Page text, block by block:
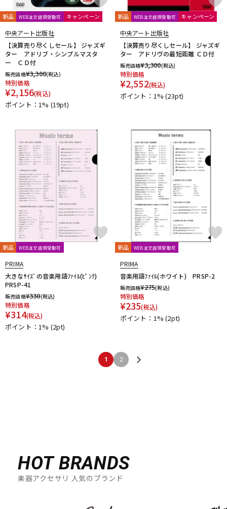
新品 WEB注文店頭受取可 キャンペーン
中央アート出版社
【決算売り尽くしセール】 ジャズギ
ター アドリブ・シンプルマスタ
ー ＣＤ付
販売価格¥3,300(税込)
特別価格
¥2,156(税込)
ポイント：1% (19pt)
新品 WEB注文店頭受取可 キャンペーン
中央アート出版社
【決算売り尽くしセール】 ジャズギ
ター アドリヴの最短距離 ＣＤ付
販売価格¥3,300(税込)
特別価格
¥2,552(税込)
ポイント：1%(23pt)
新品 WEB注文店頭受取可
PRIMA
大きなｻｲｽﾞの音楽用語ﾌｧｲﾙ(ﾋﾟﾝｸ)
PRSP-41
販売価格¥330(税込)
特別価格
¥314(税込)
ポイント：1% (2pt)
新品 WEB注文店頭受取可
PRIMA
音楽用語ﾌｧｲﾙ(ホワイト) PRSP-2
販売価格¥275(税込)
特別価格
¥235(税込)
ポイント：1%(2pt)
1 2
HOT BRANDS
楽器アクセサリ 人気のブランド